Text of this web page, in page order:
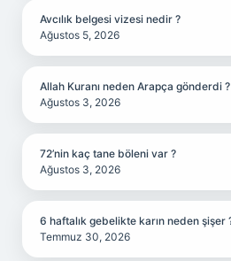
Avcılık belgesi vizesi nedir ?
Ağustos 5, 2026
Allah Kuranı neden Arapça gönderdi ?
Ağustos 3, 2026
72’nin kaç tane böleni var ?
Ağustos 3, 2026
6 haftalık gebelikte karın neden şişer
Temmuz 30, 2026